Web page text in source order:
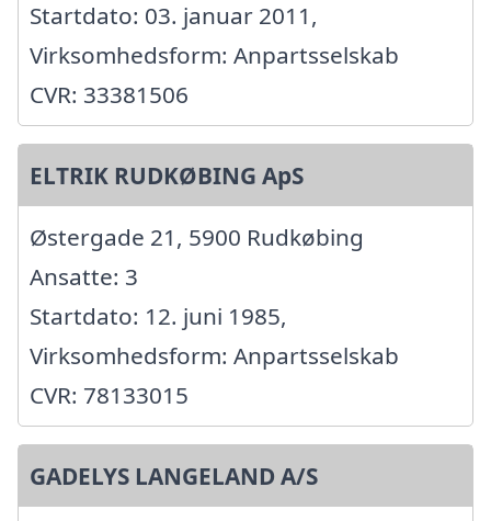
Startdato: 03. januar 2011,
Virksomhedsform: Anpartsselskab
CVR: 33381506
ELTRIK RUDKØBING ApS
Østergade 21, 5900 Rudkøbing
Ansatte: 3
Startdato: 12. juni 1985,
Virksomhedsform: Anpartsselskab
CVR: 78133015
GADELYS LANGELAND A/S